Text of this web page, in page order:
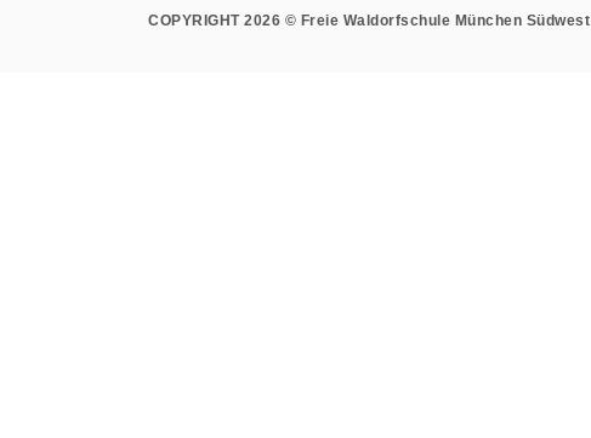
COPYRIGHT 2026 © Freie Waldorfschule München Südwest